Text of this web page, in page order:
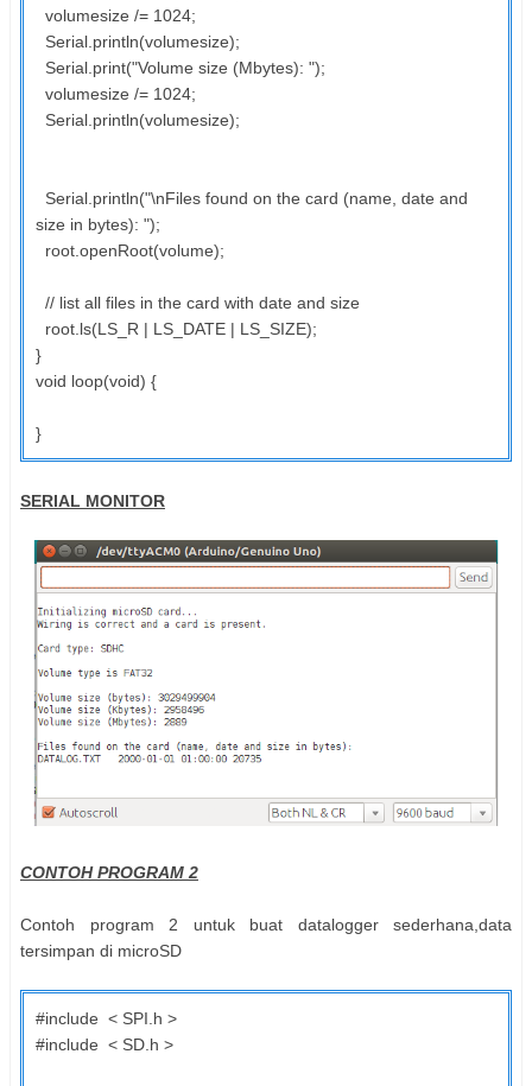
volumesize /= 1024;
Serial.println(volumesize);
Serial.print("Volume size (Mbytes): ");
volumesize /= 1024;
Serial.println(volumesize);
Serial.println("\nFiles found on the card (name, date and
size in bytes): ");
root.openRoot(volume);
// list all files in the card with date and size
root.ls(LS_R | LS_DATE | LS_SIZE);
}
void loop(void) {
}
SERIAL MONITOR
CONTOH PROGRAM 2
Contoh program 2 untuk buat datalogger sederhana,data
tersimpan di microSD
#include < SPI.h >
#include < SD.h >